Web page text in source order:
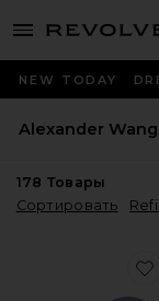
menu - shows more
NEW TODAY
Alexander Wang
178 Товары
Сортировать